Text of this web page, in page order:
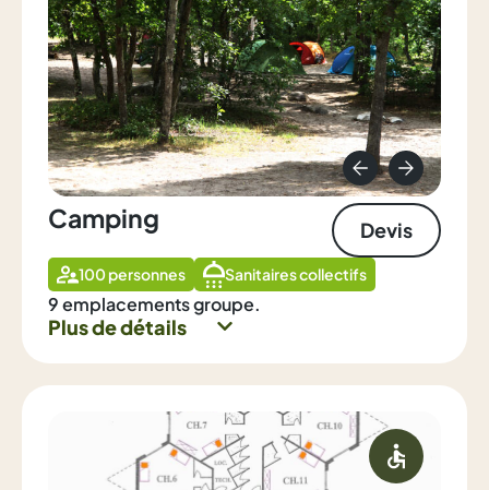
Camping Devis
100 personnes Sanitaires collectifs
9 emplacements groupe.
Plus de détails